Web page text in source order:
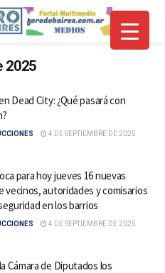
2025
Dead City: ¿Qué pasará con
4 DE SEPTIEMBRE DE 2025
para hoy jueves 16 nuevas
vecinos, autoridades y comisarios
en los barrios
4 DE SEPTIEMBRE DE 2025
Cámara de Diputados los